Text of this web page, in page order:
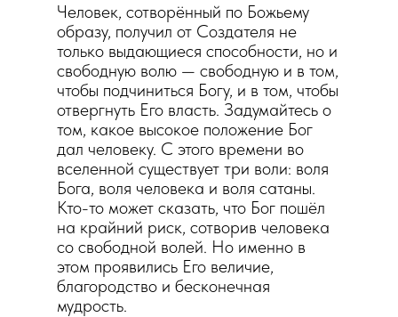
Человек, сотворённый по Божьему
образу, получил от Создателя не
только выдающиеся способности, но и
свободную волю — свободную и в том,
чтобы подчиниться Богу, и в том, чтобы
отвергнуть Его власть. Задумайтесь о
том, какое высокое положение Бог
дал человеку. С этого времени во
вселенной существует три воли: воля
Бога, воля человека и воля сатаны.
Кто-то может сказать, что Бог пошёл
на крайний риск, сотворив человека
со свободной волей. Но именно в
этом проявились Его величие,
благородство и бесконечная
мудрость.